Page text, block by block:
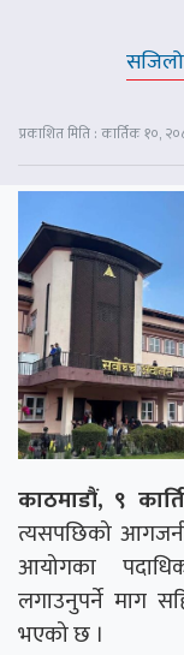
प्रकाशित मिति : कार्तिक १०,
काठमाडौं, ९
त्यसपछिको
आयोगका
लगाउनुपर्ने माग
भएको छ ।